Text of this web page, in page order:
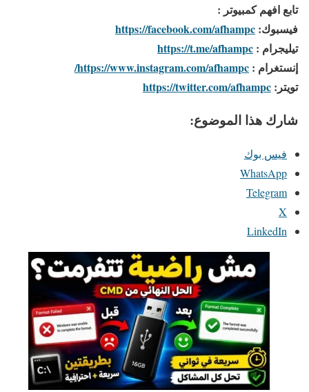
تابع افهم كمبيوتر :
فيسبوك: https://facebook.com/afhampc
تيليجرام : https://t.me/afhampc
إنستغرام : https://www.instagram.com/afhampc/
تويتر: https://twitter.com/afhampc
شارك هذا الموضوع:
فيس بوك
WhatsApp
Telegram
X
LinkedIn